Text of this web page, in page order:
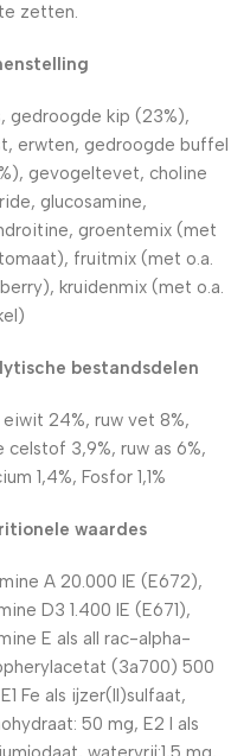
zetten.
gedroogde kip (23%),
erwten, gedroogde buffel
gevogeltevet, choline
glucosamine,
groentemix (met
fruitmix (met o.a.
kruidenmix (met o.a.
bestandsdelen
eiwit 24%, ruw vet 8%,
celstof 3,9%, ruw as 6%,
1,4%, Fosfor 1,1%
waardes
A 20.000 IE (E672),
D3 1.400 IE (E671),
E als all rac-alpha-
(3a700) 500
Fe als ijzer(II)sulfaat,
50 mg, E2 I als